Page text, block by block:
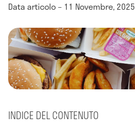
Data articolo – 11 Novembre, 2025
INDICE DEL CONTENUTO